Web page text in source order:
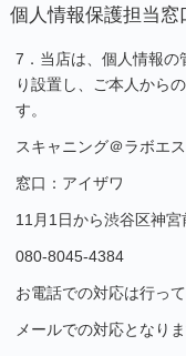
個人情報保護担当窓
7．当店は、個人情報の
り設置し、ご本人から
す。
スキャニング＠ラボエ
窓口：アイザワ
11月1日から渋谷区神
080-8045-4384
お電話での対応は行って
メールでの対応となりま